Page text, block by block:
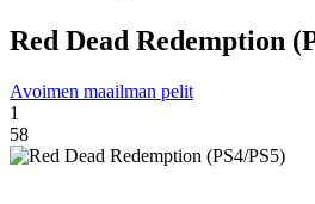
Red Dead Redemption
Avoimen maailman pelit
1
58